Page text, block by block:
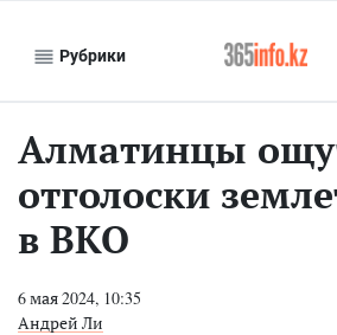
Рубрики
Алматинцы
отголоски
в ВКО
6 мая 2024, 10:35
Андрей Ли